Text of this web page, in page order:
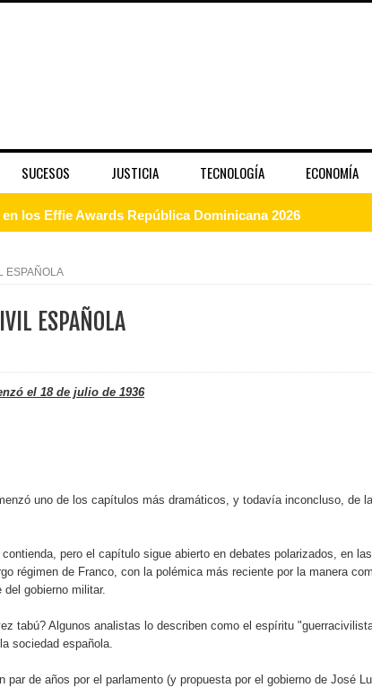
SUCESOS JUSTICIA TECNOLOGÍA ECONOMÍA
los Effie Awards República Dominicana 2026
calificación crediticia AAA.do de Moody's Local RD
“Más que Vencedores” y nos regala el “Canto a la
Premio Nacional de Artes Visuales
lanzan convocatoria para residencias artísticas
retos y oportunidades del sistema financiero nacional
ESPAÑOLA
ESPAÑOLA
el 18 de julio de 1936
uno de los capítulos más dramáticos, y todavía inconcluso, de la
pero el capítulo sigue abierto en debates polarizados, en las
régimen de Franco, con la polémica más reciente por la manera
gobierno militar.
tabú? Algunos analistas lo describen como el espíritu
sociedad española.
de años por el parlamento (y propuesta por el gobierno de José